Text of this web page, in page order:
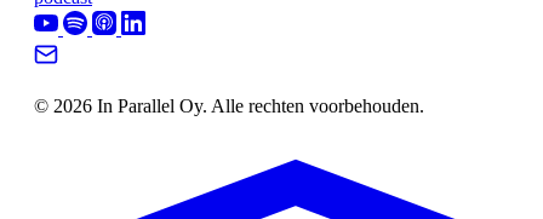
© 2026 In Parallel Oy. Alle rechten voorbehouden.